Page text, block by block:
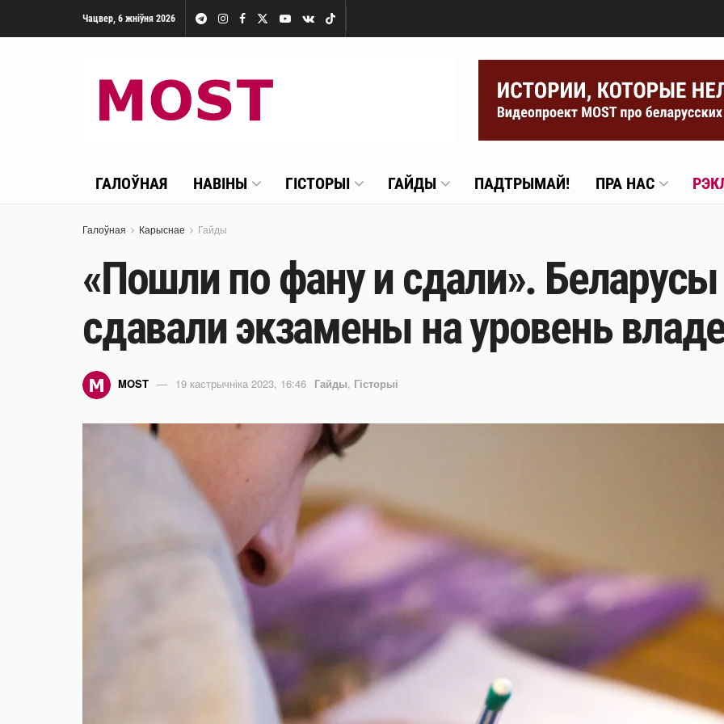
Чацвер, 6 жніўня 2026
ГАЛОЎНАЯ НАВІНЫ ГІСТОРЫІ ГАЙДЫ ПАДТРЫМАЙ! ПРА НАС
Галоўная Карыснае Гайды
«Пошли по фану и сдали». Беларусы
сдавали экзамены на уровень
MOST 19 кастрычніка 2023, 16:46 Гайды, Гісторыі